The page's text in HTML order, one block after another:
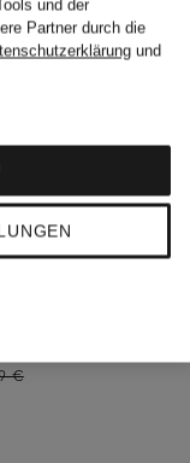
€
und der
Partner durch die
und